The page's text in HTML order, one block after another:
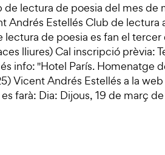
de lectura de poesia del mes de
Andrés Estellés Club de lectura
de poesia es fan el
lliures) Cal inscripció prèvia:
info: "Hotel París. Homenatge
Vicent Andrés Estellés a la
farà: Dia: Dijous, 19 de març